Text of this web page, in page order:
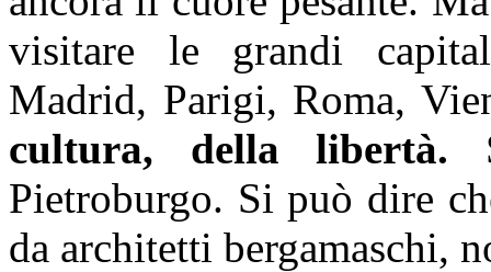
visitare le grandi
Madrid, Parigi, Roma,
cultura, della libertà.
Pietroburgo. Si può dire
da architetti bergamaschi,